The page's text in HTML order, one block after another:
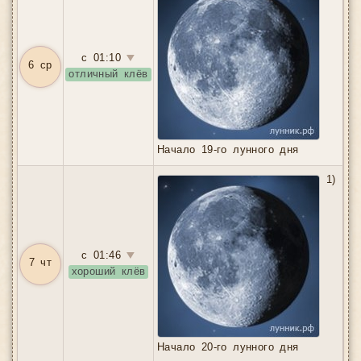
6 ср
с 01:10▼
отличный клёв
Начало 19-го лунного дня
7 чт
с 01:46▼
хороший клёв
1)
Начало 20-го лунного дня